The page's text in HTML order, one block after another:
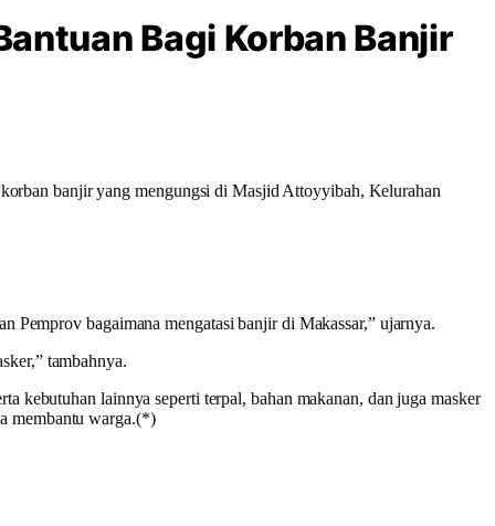
Bagi Korban Banjir
banjir yang mengungsi di Masjid Attoyyibah, Kelurahan
Pemprov bagaimana mengatasi banjir di Makassar,” ujarnya.
tambahnya.
kebutuhan lainnya seperti terpal, bahan makanan, dan juga masker
membantu warga.(*)